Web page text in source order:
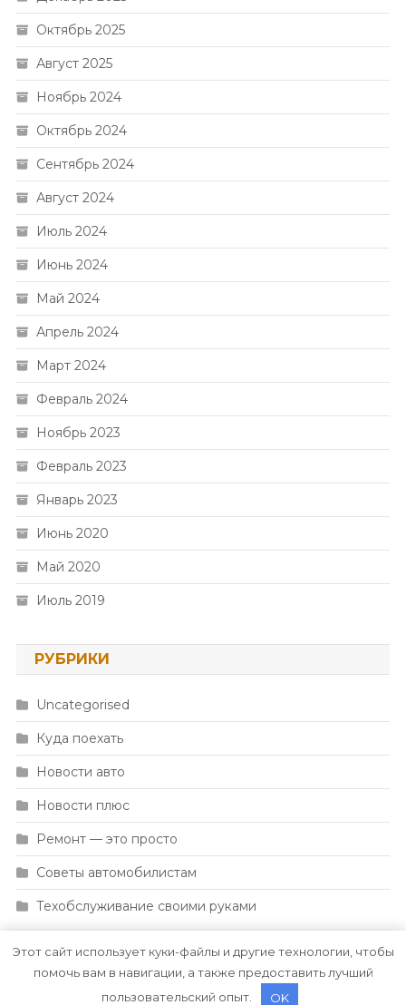
Октябрь 2025
Август 2025
Ноябрь 2024
Октябрь 2024
Сентябрь 2024
Август 2024
Июль 2024
Июнь 2024
Май 2024
Апрель 2024
Март 2024
Февраль 2024
Ноябрь 2023
Февраль 2023
Январь 2023
Июнь 2020
Май 2020
Июль 2019
РУБРИКИ
Uncategorised
Куда поехать
Новости авто
Новости плюс
Ремонт — это просто
Советы автомобилистам
Техобслуживание своими руками
Этот сайт использует куки-файлы и другие технологии, чтобы
помочь вам в навигации, а также предоставить лучший
пользовательский опыт.
OK